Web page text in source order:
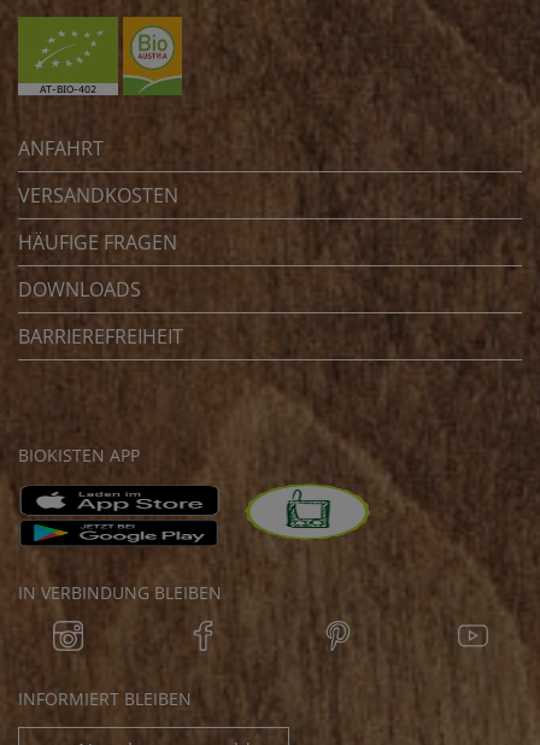
ANFAHRT
VERSANDKOSTEN
HÄUFIGE FRAGEN
DOWNLOADS
BARRIEREFREIHEIT
BIOKISTEN APP
IN VERBINDUNG BLEIBEN
INFORMIERT BLEIBEN